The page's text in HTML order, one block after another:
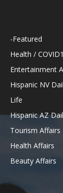
-Featured
Health /
Entertainment
Hispanic NV
Life
Hispanic AZ
Tourism Affairs
Health Affairs
Beauty Affairs